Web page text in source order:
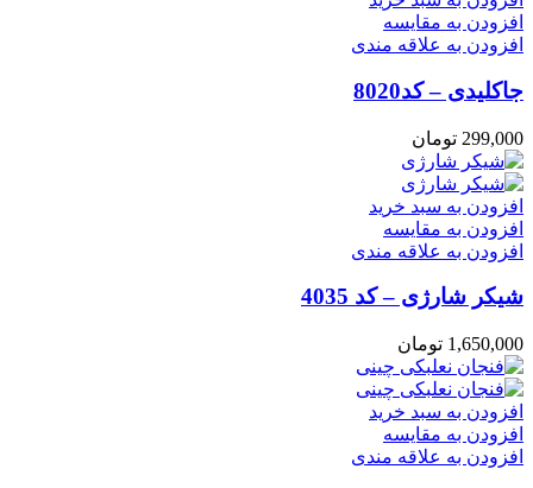
افزودن به مقایسه
افزودن به علاقه مندی
جاکلیدی – کد8020
299,000 تومان
افزودن به سبد خرید
افزودن به مقایسه
افزودن به علاقه مندی
شیکر شارژی – کد 4035
1,650,000 تومان
افزودن به سبد خرید
افزودن به مقایسه
افزودن به علاقه مندی